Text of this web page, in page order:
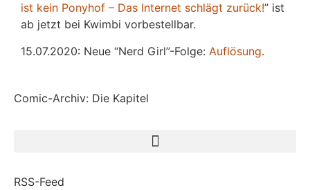
ist kein Ponyhof – Das Internet schlägt zurück!” ist
ab jetzt bei Kwimbi vorbestellbar.
15.07.2020: Neue “Nerd Girl”-Folge: Auflösung.
Comic-Archiv: Die Kapitel
RSS-Feed